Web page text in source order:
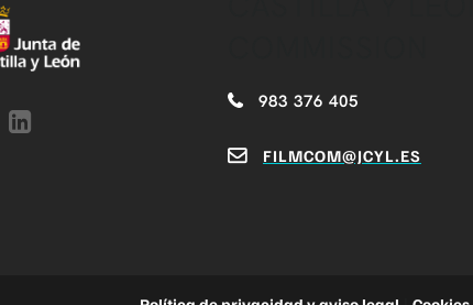
983 376 405
FILMCOM@JCYL.ES